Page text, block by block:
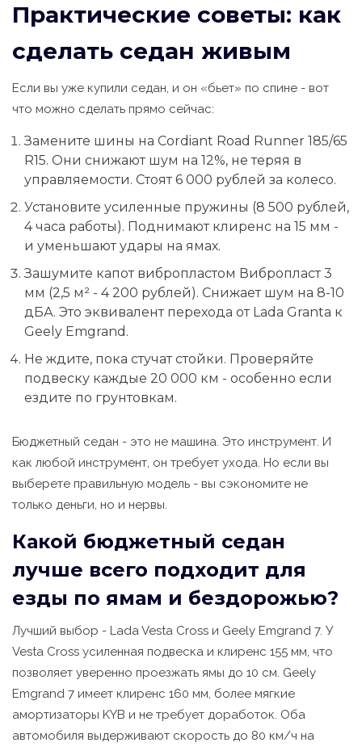
Практические советы: как
сделать седан живым
Если вы уже купили седан, и он «бьет» по спине - вот
что можно сделать прямо сейчас:
Замените шины на Cordiant Road Runner 185/65
R15. Они снижают шум на 12%, не теряя в
управляемости. Стоят 6 000 рублей за колесо.
Установите усиленные пружины (8 500 рублей,
4 часа работы). Поднимают клиренс на 15 мм -
и уменьшают удары на ямах.
Зашумите капот вибропластом Вибропласт 3
мм (2,5 м² - 4 200 рублей). Снижает шум на 8-10
дБА. Это эквивалент перехода от Lada Granta к
Geely Emgrand.
Не ждите, пока стучат стойки. Проверяйте
подвеску каждые 20 000 км - особенно если
ездите по грунтовкам.
Бюджетный седан - это не машина. Это инструмент. И
как любой инструмент, он требует ухода. Но если вы
выберете правильную модель - вы сэкономите не
только деньги, но и нервы.
Какой бюджетный седан
лучше всего подходит для
езды по ямам и бездорожью?
Лучший выбор - Lada Vesta Cross и Geely Emgrand 7. У
Vesta Cross усиленная подвеска и клиренс 155 мм, что
позволяет уверенно проезжать ямы до 10 см. Geely
Emgrand 7 имеет клиренс 160 мм, более мягкие
амортизаторы KYB и не требует доработок. Оба
автомобиля выдерживают скорость до 80 км/ч на